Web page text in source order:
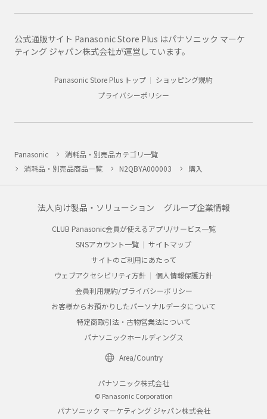
公式通販サイト Panasonic Store Plus はパナソニック マーケ
ティング ジャパン株式会社が運営しています。
Panasonic Store Plus トップ
ショッピング規約
プライバシーポリシー
Panasonic
消耗品・別売品カテゴリ一覧
消耗品・別売品商品一覧
N2QBYA000003 購入
法人向け製品・ソリューション グループ企業情報
CLUB Panasonic会員が使えるアプリ/サービス一覧
SNSアカウント一覧
サイトマップ
サイトのご利用にあたって
ウェブアクセシビリティ方針
個人情報保護方針
会員利用規約/プライバシーポリシー
お客様からお預かりしたパーソナルデータについて
特定商取引法・古物営業法について
パナソニックホールディングス
Area/Country
パナソニック株式会社
© Panasonic Corporation
パナソニック マーケティング ジャパン株式会社